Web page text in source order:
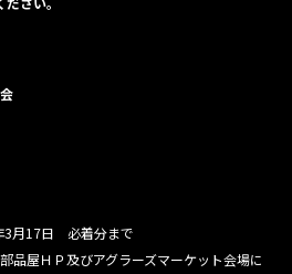
月17日 必着分まで
屋ＨＰ及びアグラーズマーケット会場に